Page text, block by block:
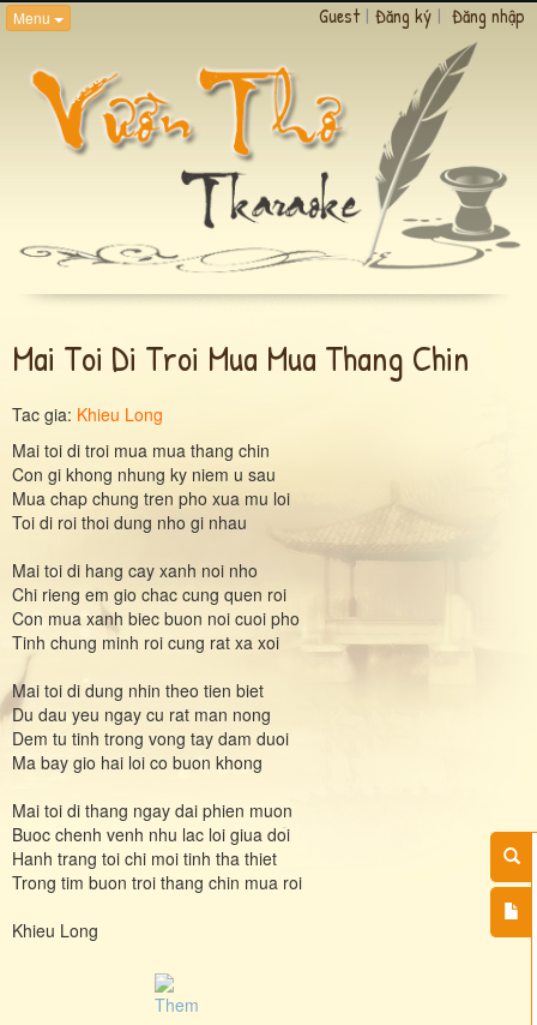
Menu Guest | Đăng ký | Đăng nhập
Mai Toi Di Troi Mua Mua Thang Chin
Tac gia: Khieu Long
Mai toi di troi mua mua thang chin
Con gi khong nhung ky niem u sau
Mua chap chung tren pho xua mu loi
Toi di roi thoi dung nho gi nhau
Mai toi di hang cay xanh noi nho
Chi rieng em gio chac cung quen roi
Con mua xanh biec buon noi cuoi pho
Tinh chung minh roi cung rat xa xoi
Mai toi di dung nhin theo tien biet
Du dau yeu ngay cu rat man nong
Dem tu tinh trong vong tay dam duoi
Ma bay gio hai loi co buon khong
Mai toi di thang ngay dai phien muon
Buoc chenh venh nhu lac loi giua doi
Hanh trang toi chi moi tinh tha thiet
Trong tim buon troi thang chin mua roi
Khieu Long